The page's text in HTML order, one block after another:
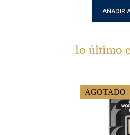
AÑADIR
lo último
AGOTADO